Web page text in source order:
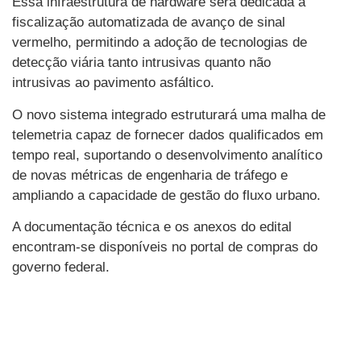
fiscalização automatizada de avanço de sinal
vermelho, permitindo a adoção de tecnologias de
detecção viária tanto intrusivas quanto não
intrusivas ao pavimento asfáltico.
O novo sistema integrado estruturará uma malha de
telemetria capaz de fornecer dados qualificados em
tempo real, suportando o desenvolvimento analítico
de novas métricas de engenharia de tráfego e
ampliando a capacidade de gestão do fluxo urbano.
A documentação técnica e os anexos do edital
encontram-se disponíveis no portal de compras do
governo federal.